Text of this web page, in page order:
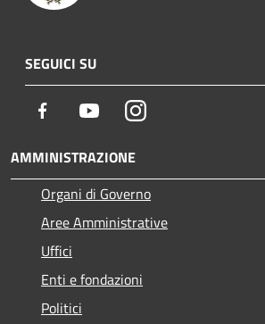
SEGUICI SU
Facebook YoutubeInstagram
AMMINISTRAZIONE
Organi di Governo
Aree Amministrative
Uffici
Enti e fondazioni
Politici